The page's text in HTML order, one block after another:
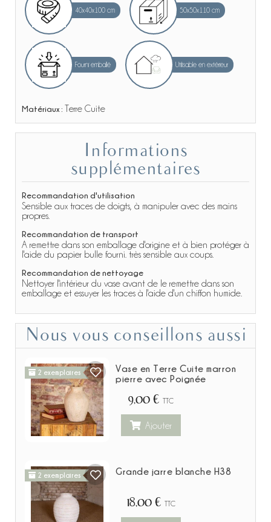
40x40x100 cm 50x50x110 cm
Fourni emballé Utilisable en extérieur
Matériaux : Terre Cuite
supplémentaires
Recommandation d'utilisation
Sensible aux traces de doigts, à manipuler avec des mains
propres.
Recommandation de transport
A remettre dans son emballage d'origine et à bien protéger à
l'aide du papier bulle fourni. très sensible aux coups.
Recommandation de nettoyage
Nettoyer l'intérieur du vase avant de le remettre dans son
emballage et essuyer les traces à l'aide d'un chiffon humide.
Nous vous conseillons aussi
2 exemplaires
Vase en Terre Cuite marron
pierre avec Poignée
9,00 € TTC
Ajouter
2 exemplaires Grande jarre blanche H38
18,00 € TTC